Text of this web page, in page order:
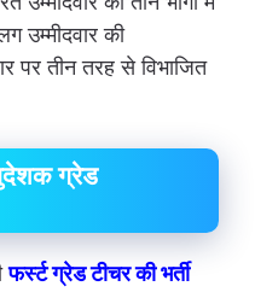
उम्मीदवार की
तीन तरह से विभाजित
ग्रेड
फर्स्ट ग्रेड टीचर की भर्ती